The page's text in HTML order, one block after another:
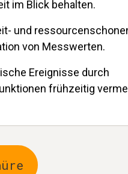
im Blick behalten.
und
von Messwerten.
Ereignisse durch
frühzeitig